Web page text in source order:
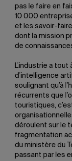
pas le faire en
10 000
et les savoir-
dont la mission
de
L’industrie a tout
d’intelligence
soulignant qu’à
récurrents que
touristiques,
déroulent sur le
fragmentation
du ministère du
passant par les